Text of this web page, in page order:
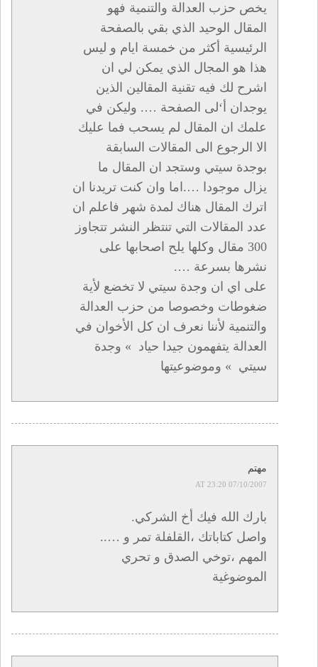
يخص حزب العدالة والتنمية فهو
المقال الوحيد الذي بقي بالصفحة
الرئيسية أكثر من خمسة ايام و ليس
هذا هو المجال الذي يمكن لي ان
اشرح لك فيه تقنية المقالين الذين
يوجدان أ‘لى الصفحة …. وليكن في
علمك ان المقال لم يسحب فما عليك
الا الرجوع الى المقالات السابقة
بوجدة سيتي وستجد ان المقال ما
يزال موجودا ….اما وان كنت تريدنا ان
اترك المقال هناك لمدة شهر فاعلم ان
عدد المقالات التي تنتظر النشر تتجاوز
300 مقال وكلها يلح اصحابها على
نشرها بسرعة ….
على اي ان وجدة سيتي لا تخضع لأية
ضغوطات وخصوصا من حزب العدالة
والتنمية لأننا نعرف ان كل الأخوان في
العدالة يتفهمون جيدا حياد » وجدة
سيتي » وموضوعيتها
مهتم
07/10/2007 AT 23:20
بارك الله فيك أخ الشركي.
واصل كتاباتك ،القلفلة تمر و …..
المهم ،توخي الصدق و تحري
الموضوغية